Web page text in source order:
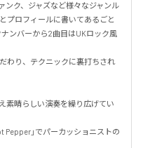
ンク、ジャズなど様々なジャンル
プロフィールに書いてあるごと
ンバーから2曲目はUKロック風
わり、テクニックに裏打ちされ
素晴らしい演奏を繰り広げてい
Pepper」でパーカッショニストの